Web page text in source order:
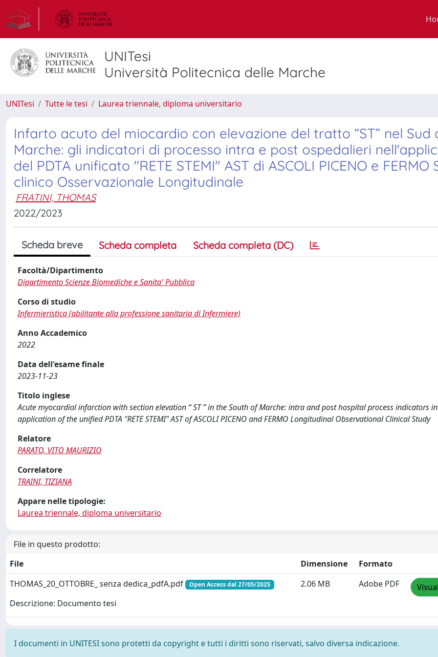
UNITesi
Università Politecnica delle Marche
UNITesi Tutte le tesi Laurea triennale, diploma universitario
Infarto acuto del miocardio con elevazione del tratto “ST” nel Sud
Marche: gli indicatori di processo intra e post ospedalieri
del PDTA unificato "RETE STEMI" AST di ASCOLI PICENO e FERMO
clinico Osservazionale Longitudinale
FRATINI, THOMAS
2022/2023
Scheda breve Scheda completa Scheda completa (DC)
Facoltà/Dipartimento
Dipartimento Scienze Biomediche e Sanita' Pubblica
Corso di studio
Infermieristica (abilitante alla professione sanitaria di Infermiere)
Anno Accademico
2022
Data dell'esame finale
2023-11-23
Titolo inglese
Acute myocardial infarction with section elevation “ ST ” in the South of Marche: intra and post hospital process indicators
application of the unified PDTA "RETE STEMI" AST of ASCOLI PICENO and FERMO Longitudinal Observational Clinical Study
Relatore
PARATO, VITO MAURIZIO
Correlatore
TRAINI, TIZIANA
Appare nelle tipologie:
Laurea triennale, diploma universitario
File in questo prodotto:
File
Dimensione
Formato
THOMAS_20_OTTOBRE_ senza dedica_pdfA.pdf
Open Access dal 27/05/2025
Descrizione: Documento tesi
2.06 MB Adobe PDF
I documenti in UNITESI sono protetti da copyright e tutti i diritti sono riservati, salvo diversa indicazione.